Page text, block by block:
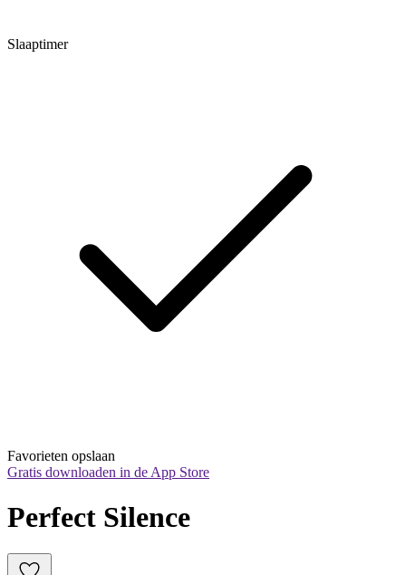
Slaaptimer
Favorieten opslaan
Gratis downloaden in de App Store
Perfect Silence